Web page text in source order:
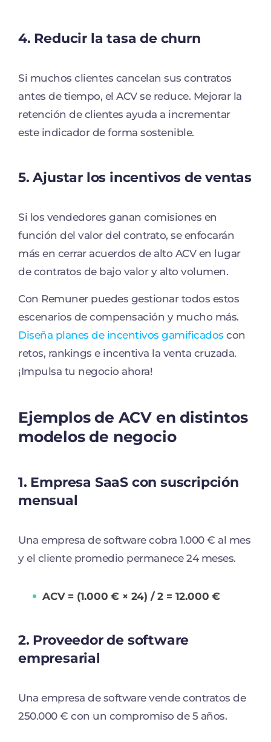
4. Reducir la tasa de churn
Si muchos clientes cancelan sus contratos
antes de tiempo, el ACV se reduce. Mejorar la
retención de clientes ayuda a incrementar
este indicador de forma sostenible.
5. Ajustar los incentivos de ventas
Si los vendedores ganan comisiones en
función del valor del contrato, se enfocarán
más en cerrar acuerdos de alto ACV en lugar
de contratos de bajo valor y alto volumen.
Con Remuner puedes gestionar todos estos
escenarios de compensación y mucho más.
Diseña planes de incentivos gamificados con
retos, rankings e incentiva la venta cruzada.
¡Impulsa tu negocio ahora!
Ejemplos de ACV en distintos
modelos de negocio
1. Empresa SaaS con suscripción
mensual
Una empresa de software cobra 1.000 € al mes
y el cliente promedio permanece 24 meses.
ACV = (1.000 € × 24) / 2 = 12.000 €
2. Proveedor de software
empresarial
Una empresa de software vende contratos de
250.000 € con un compromiso de 5 años.